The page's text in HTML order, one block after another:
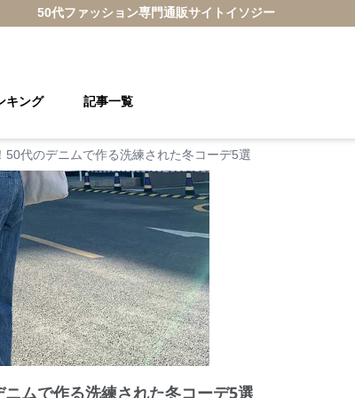
50代ファッション専門通販サイト イソジー
キング 記事一覧
50代のデニムで作る洗練された冬コーデ5選
ムで作る洗練された冬コーデ5選